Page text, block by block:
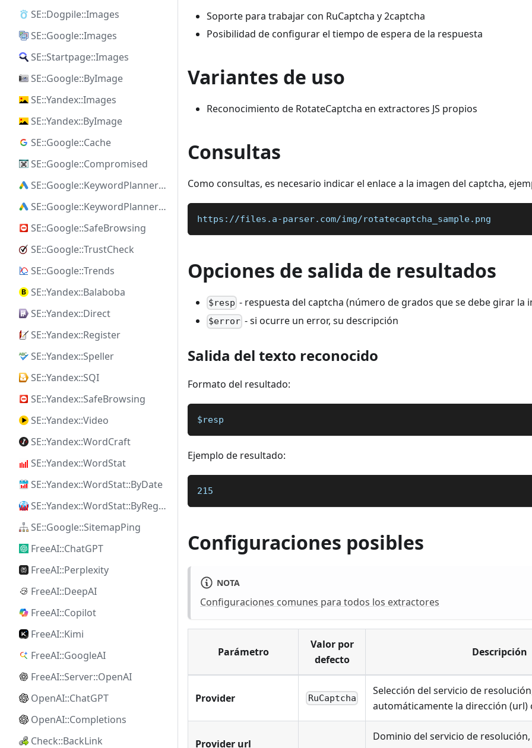
SE::Dogpile::Images
SE::Google::Images
SE::Startpage::Images
SE::Google::ByImage
SE::Yandex::Images
SE::Yandex::ByImage
SE::Google::Cache
SE::Google::Compromised
SE::Google::KeywordPlanner::Ideas
SE::Google::KeywordPlanner::SearchVolume
SE::Google::SafeBrowsing
SE::Google::TrustCheck
SE::Google::Trends
SE::Yandex::Balaboba
SE::Yandex::Direct
SE::Yandex::Register
SE::Yandex::Speller
SE::Yandex::SQI
SE::Yandex::SafeBrowsing
SE::Yandex::Video
SE::Yandex::WordCraft
SE::Yandex::WordStat
SE::Yandex::WordStat::ByDate
SE::Yandex::WordStat::ByRegion
SE::Google::SitemapPing
FreeAI::ChatGPT
FreeAI::Perplexity
FreeAI::DeepAI
FreeAI::Copilot
FreeAI::Kimi
FreeAI::GoogleAI
FreeAI::Server::OpenAI
OpenAI::ChatGPT
OpenAI::Completions
Check::BackLink
Soporte para trabajar con RuCaptcha y 2captcha
Posibilidad de configurar el tiempo de espera de la respuesta
Variantes de uso
Reconocimiento de RotateCaptcha en extractores JS propios
Consultas
Como consultas, es necesario indicar el enlace a la imagen del captcha,
https://files.a-parser.com/img/rotatecaptcha_sample.png
Opciones de salida de resultados
$resp - respuesta del captcha (número de grados que se debe girar la
$error - si ocurre un error, su descripción
Salida del texto reconocido
Formato del resultado:
$resp
Ejemplo de resultado:
215
Configuraciones posibles
NOTA
Configuraciones comunes para todos los extractores
Parámetro
Valor por
defecto
Descripción
Provider RuCaptcha
Selección del servicio de
automáticamente la dirección (url)
Provider url
Dominio del servicio de